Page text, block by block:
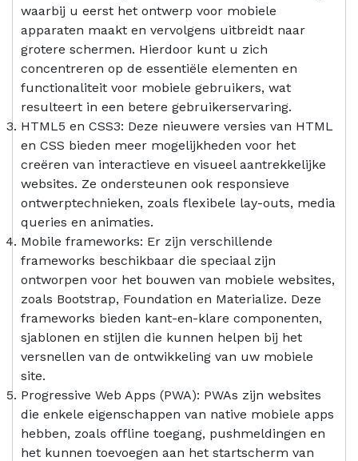
waarbij u eerst het ontwerp voor mobiele
apparaten maakt en vervolgens uitbreidt naar
grotere schermen. Hierdoor kunt u zich
concentreren op de essentiële elementen en
functionaliteit voor mobiele gebruikers, wat
resulteert in een betere gebruikerservaring.
HTML5 en CSS3: Deze nieuwere versies van HTML
en CSS bieden meer mogelijkheden voor het
creëren van interactieve en visueel aantrekkelijke
websites. Ze ondersteunen ook responsieve
ontwerptechnieken, zoals flexibele lay-outs, media
queries en animaties.
Mobile frameworks: Er zijn verschillende
frameworks beschikbaar die speciaal zijn
ontworpen voor het bouwen van mobiele websites,
zoals Bootstrap, Foundation en Materialize. Deze
frameworks bieden kant-en-klare componenten,
sjablonen en stijlen die kunnen helpen bij het
versnellen van de ontwikkeling van uw mobiele
site.
Progressive Web Apps (PWA): PWAs zijn websites
die enkele eigenschappen van native mobiele apps
hebben, zoals offline toegang, pushmeldingen en
het kunnen toevoegen aan het startscherm van